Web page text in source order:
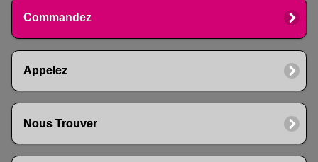
Commandez
Appelez
Nous Trouver